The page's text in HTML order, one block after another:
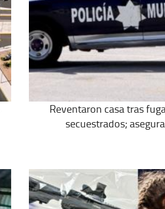
Reventaron casa tras
secuestrados;